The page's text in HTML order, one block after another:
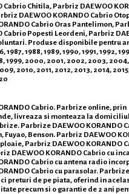
Cabrio Chitila, Parbriz DAEWOO
DAEWOO KORANDO Cabrio
Cabrio Oras Pantelimon,
Cabrio Popesti Leordeni, Parbriz
Produse disponibile pentru
1987, 1988, 1989, 1990, 1991, 1992,
1999, 2000, 2001, 2002, 2003,
2010, 2011, 2012, 2013, 2014,
Cabrio. Parbrize online, prin
livreaza si monteaza la
Parbrize DAEWOO KORANDO
Benson. Parbriz DAEWOO
Parbriz DAEWOO KORANDO
DAEWOO KORANDO Cabrio cu
Cabrio cu antena radio
Cabrio cu parasolar.
preturi de pe piata, oferind in
precum si o garantie de 2 ani